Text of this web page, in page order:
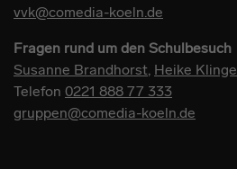
vvk@comedia-koeln.de
Fragen rund um den Schulbesuch
Susanne Brandhorst Heike Klinge
Telefon 0221 888 77 333
gruppen@comedia-koeln.de